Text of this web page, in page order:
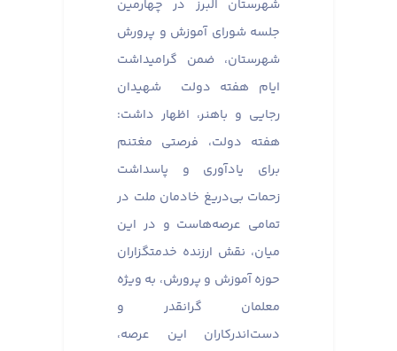
شهرستان البرز در چهارمین
جلسه شورای آموزش و پرورش
شهرستان، ضمن گرامیداشت
ایام هفته دولت شهیدان
رجایی و باهنر، اظهار داشت:
هفته دولت، فرصتی مغتنم
برای یادآوری و پاسداشت
زحمات بی‌دریغ خادمان ملت در
تمامی عرصه‌هاست و در این
میان، نقش ارزنده خدمتگزاران
حوزه آموزش و پرورش، به ویژه
معلمان گرانقدر و
دست‌اندرکاران این عرصه،